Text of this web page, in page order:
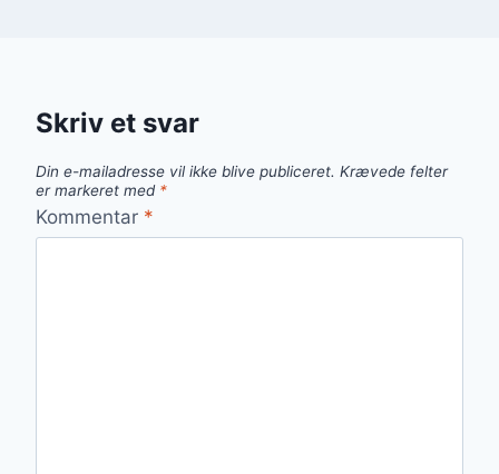
Skriv et svar
Din e-mailadresse vil ikke blive publiceret. Krævede felter
er markeret med *
Kommentar *